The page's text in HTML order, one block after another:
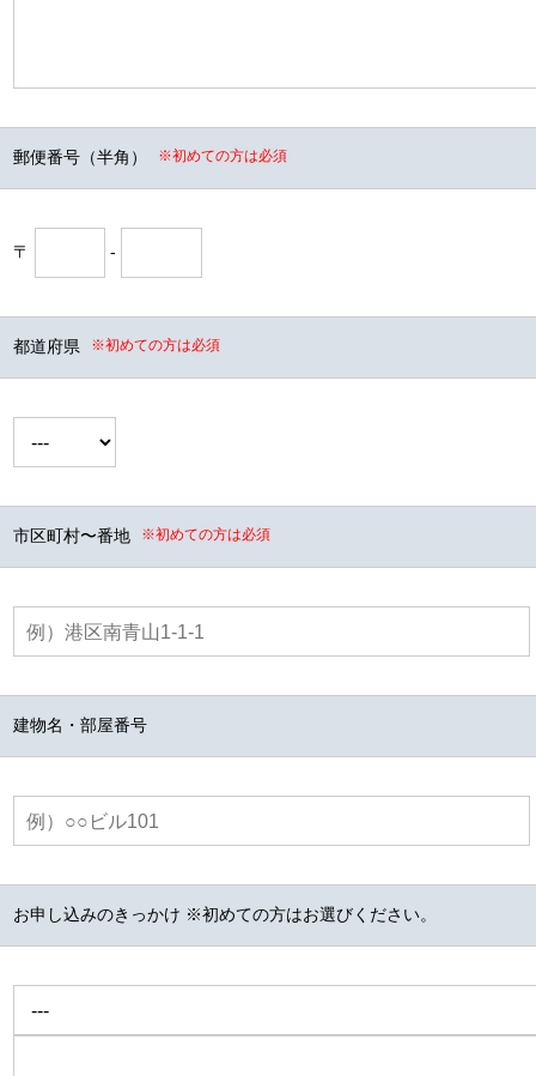
郵便番号（半角） ※初めての方は必須
〒 -
都道府県 ※初めての方は必須
市区町村〜番地 ※初めての方は必須
建物名・部屋番号
お申し込みのきっかけ ※初めての方はお選びください。